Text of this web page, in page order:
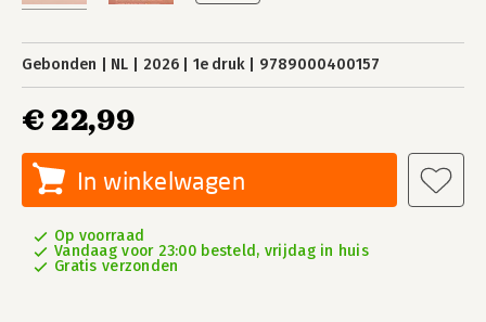
Gebonden NL 2026 1e druk 9789000400157
€ 22,99
In winkelwagen
Op voorraad
Vandaag voor 23:00 besteld, vrijdag in huis
Gratis verzonden